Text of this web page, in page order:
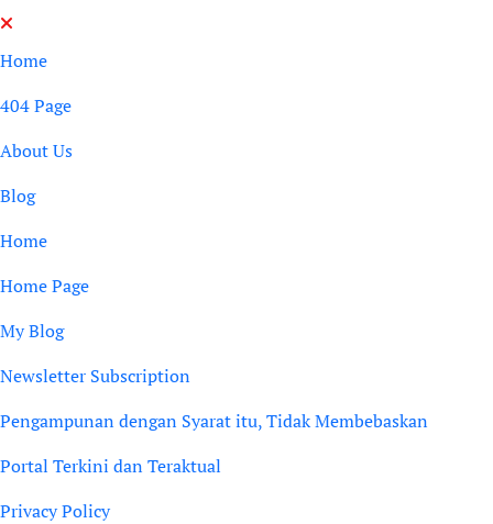
Skip
to
Home
404 Page
About Us
Blog
Home
Home Page
My Blog
Newsletter Subscription
Pengampunan dengan Syarat itu, Tidak Membebaskan
Portal Terkini dan Teraktual
Privacy Policy